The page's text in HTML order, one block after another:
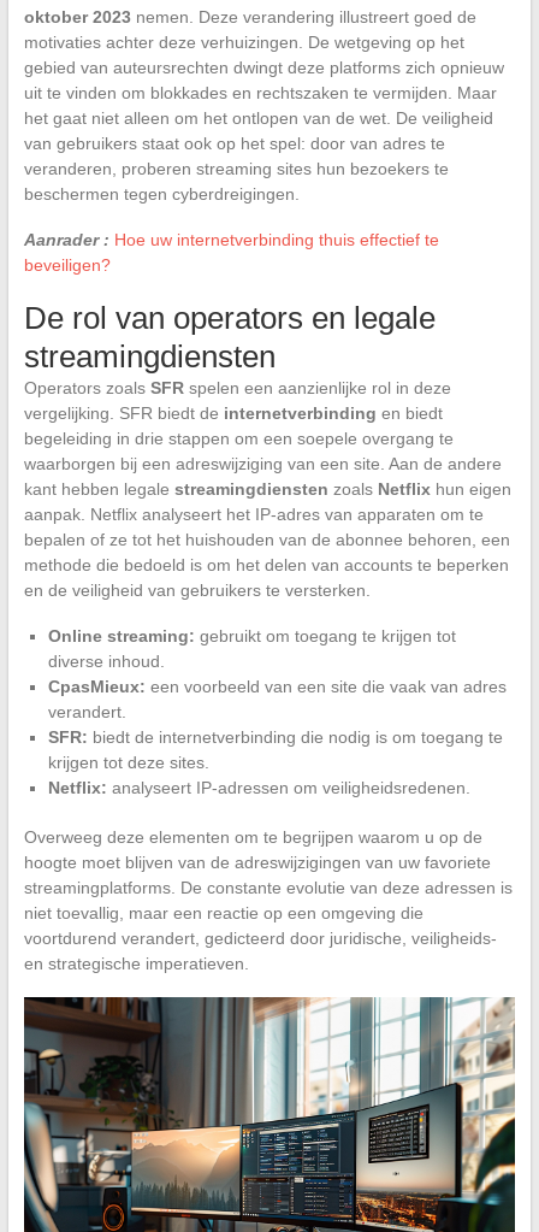
oktober 2023nemen. Deze verandering illustreert goed de
motivaties achter deze verhuizingen. De wetgeving op het
gebied van auteursrechten dwingt deze platforms zich opnieuw
uit te vinden om blokkades en rechtszaken te vermijden. Maar
het gaat niet alleen om het ontlopen van de wet. De veiligheid
van gebruikers staat ook op het spel: door van adres te
veranderen, proberen streaming sites hun bezoekers te
beschermen tegen cyberdreigingen.
Aanrader : Hoe uw internetverbinding thuis effectief te
beveiligen?
De rol van operators en legale
streamingdiensten
Operators zoals SFRspelen een aanzienlijke rol in deze
vergelijking. SFR biedt de internetverbinding en biedt
begeleiding in drie stappen om een soepele overgang te
waarborgen bij een adreswijziging van een site. Aan de andere
kant hebben legale streamingdiensten zoals Netflixhun eigen
aanpak. Netflix analyseert het IP-adres van apparaten om te
bepalen of ze tot het huishouden van de abonnee behoren, een
methode die bedoeld is om het delen van accounts te beperken
en de veiligheid van gebruikers te versterken.
Online streaming: gebruikt om toegang te krijgen tot
diverse inhoud.
CpasMieux: een voorbeeld van een site die vaak van adres
verandert.
SFR: biedt de internetverbinding die nodig is om toegang te
krijgen tot deze sites.
Netflix: analyseert IP-adressen om veiligheidsredenen.
Overweeg deze elementen om te begrijpen waarom u op de
hoogte moet blijven van de adreswijzigingen van uw favoriete
streamingplatforms. De constante evolutie van deze adressen is
niet toevallig, maar een reactie op een omgeving die
voortdurend verandert, gedicteerd door juridische, veiligheids-
en strategische imperatieven.